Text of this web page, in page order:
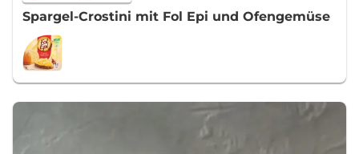
Spargel-Crostini mit Fol Epi und Ofengemüse